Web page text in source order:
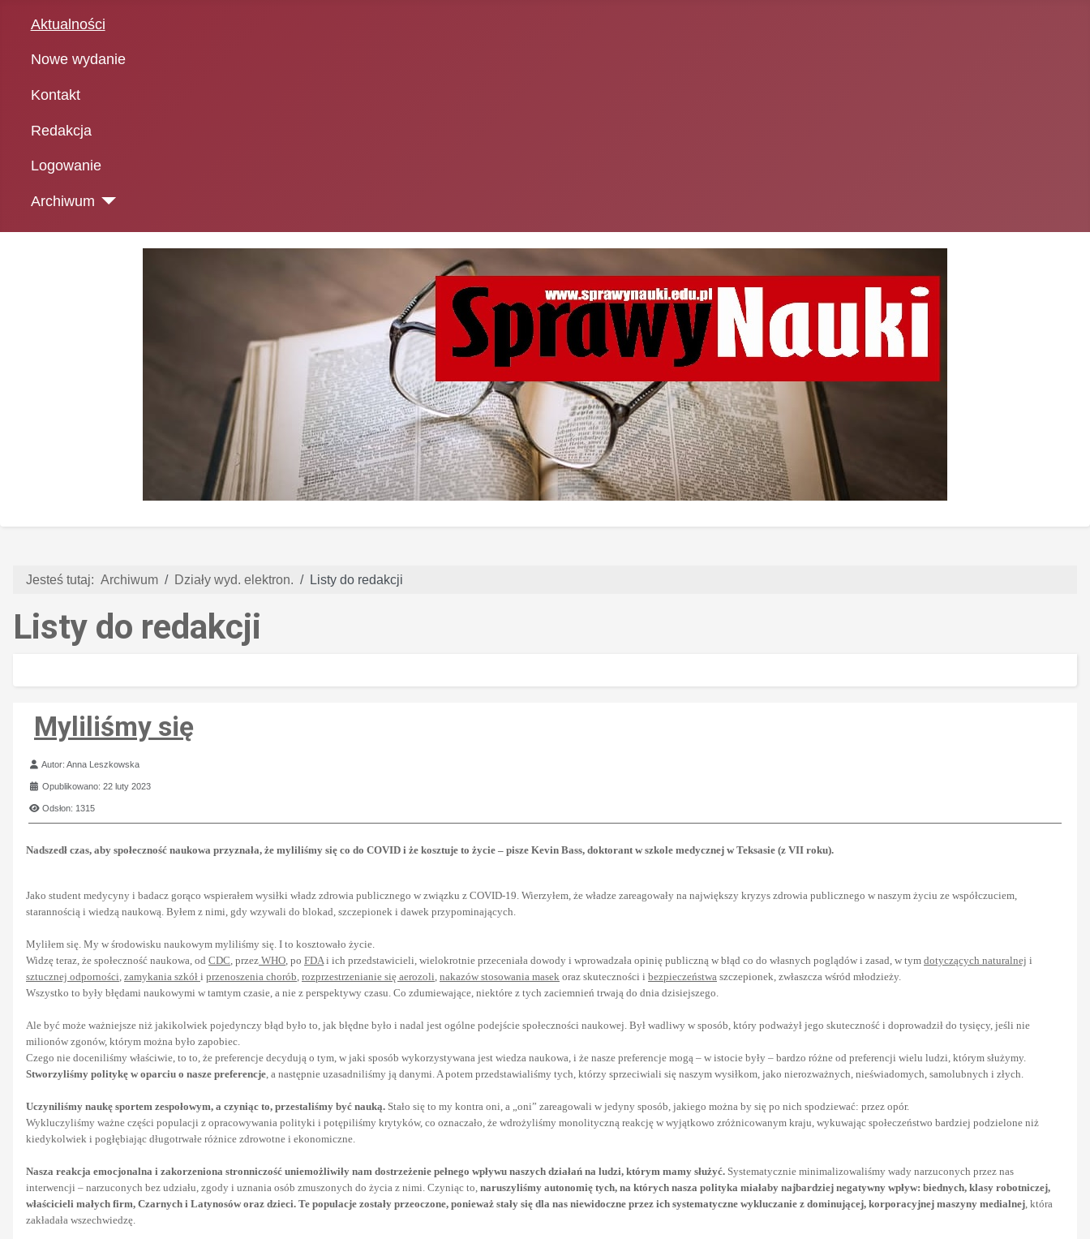
Aktualności
Nowe wydanie
Kontakt
Redakcja
Logowanie
Archiwum
Jesteś tutaj: Archiwum Działy wyd. elektron. Listy do redakcji
Listy do redakcji
Myliliśmy się
Szczegóły
Autor:Anna Leszkowska
Opublikowano: 22 luty 2023
Odsłon: 1315
Nadszedł czas, aby społeczność naukowa przyznała, że myliliśmy się co do COVID i że kosztuje to życie – pisze Kevin Bass, doktorant w szkole medycznej w Teksasie (z VII roku).
Jako student medycyny i badacz gorąco wspierałem wysiłki władz zdrowia publicznego w związku z COVID-19. Wierzyłem, że władze zareagowały na największy kryzys zdrowia publicznego w naszym życiu ze współczuciem,
starannością i wiedzą naukową. Byłem z nimi, gdy wzywali do blokad, szczepionek i dawek przypominających.
Myliłem się. My w środowisku naukowym myliliśmy się. I to kosztowało życie.
Widzę teraz, że społeczność naukowa, od CDC , przez WHO , po FDA i ich przedstawicieli, wielokrotnie przeceniała dowody i wprowadzała opinię publiczną w błąd co do własnych poglądów i zasad, w tym dotyczących naturalnej i
sztucznej odporności zamykania szkół i przenoszenia chorób rozprzestrzenianie się aerozoli nakazów stosowania masek oraz skuteczności i bezpieczeństwa szczepionek, zwłaszcza wśród młodzieży.
Wszystko to były błędami naukowymi w tamtym czasie, a nie z perspektywy czasu. Co zdumiewające, niektóre z tych zaciemnień trwają do dnia dzisiejszego.
Ale być może ważniejsze niż jakikolwiek pojedynczy błąd było to, jak błędne było i nadal jest ogólne podejście społeczności naukowej. Był wadliwy w sposób, który podważył jego skuteczność i doprowadził do tysięcy, jeśli nie
milionów zgonów, którym można było zapobiec.
Czego nie doceniliśmy właściwie, to to, że preferencje decydują o tym, w jaki sposób wykorzystywana jest wiedza naukowa, i że nasze preferencje mogą – w istocie były – bardzo różne od preferencji wielu ludzi, którym służymy.
Stworzyliśmy politykę w oparciu o nasze preferencje , a następnie uzasadniliśmy ją danymi. A potem przedstawialiśmy tych, którzy sprzeciwiali się naszym wysiłkom, jako nierozważnych, nieświadomych, samolubnych i złych.
Uczyniliśmy naukę sportem zespołowym, a czyniąc to, przestaliśmy być nauką. Stało się to my kontra oni, a „oni” zareagowali w jedyny sposób, jakiego można by się po nich spodziewać: przez opór.
Wykluczyliśmy ważne części populacji z opracowywania polityki i potępiliśmy krytyków, co oznaczało, że wdrożyliśmy monolityczną reakcję w wyjątkowo zróżnicowanym kraju, wykuwając społeczeństwo bardziej podzielone niż
kiedykolwiek i pogłębiając długotrwałe różnice zdrowotne i ekonomiczne.
Nasza reakcja emocjonalna i zakorzeniona stronniczość uniemożliwiły nam dostrzeżenie pełnego wpływu naszych działań na ludzi, którym mamy służyć. Systematycznie minimalizowaliśmy wady narzuconych przez nas
interwencji – narzuconych bez udziału, zgody i uznania osób zmuszonych do życia z nimi. Czyniąc to, naruszyliśmy autonomię tych, na których nasza polityka miałaby najbardziej negatywny wpływ: biednych, klasy robotniczej,
właścicieli małych firm, Czarnych i Latynosów oraz dzieci. Te populacje zostały przeoczone, ponieważ stały się dla nas niewidoczne przez ich systematyczne wykluczanie z dominującej, korporacyjnej maszyny medialnej , która
zakładała wszechwiedzę.